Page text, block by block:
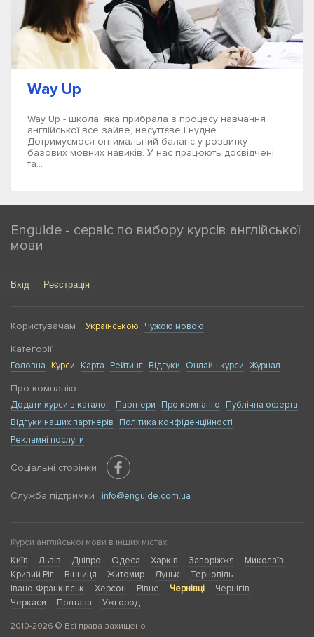
Way Up
Way Up - школа, яка прибрала з процесу навчання
англійської все зайве, несуттєве і нудне.
Дотримуємося оптимальний баланс у розвитку
базових мовних навиків. У нас працюють досвідчені
та...
Enguide - сервіс по вибору курсів англійської
мови
Вхід Реєстрація
Користувачам Українською Чужою мовою
Категорії
Головна Курси Карта Рейтинг Відгуки Онлайн курси Журнал
Про компанію
Додати курси в каталог Партнери Про компанію
Публічна оферта
Відгуки наших партнерів
Політика конфіденційності
Рекламні послуги
Соціальні сторінки
Служба підтримки info@enguide.com.ua
Курси англійської мови в інших містах:
Київ
Львів Дніпро Одеса Харків Запоріжжя
Миколаїв
Кривий Ріг
Вінниця Житомир Луцьк
Тернопіль
Івано-Франківськ
Херсон Рівне Чернівці
Чернігів
Черкаси
Полтава Ужгород
2010-2026 © Всі права захищено